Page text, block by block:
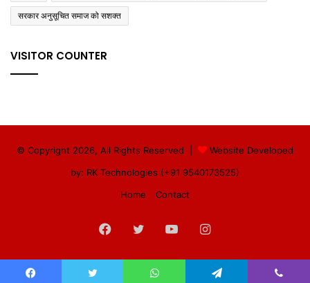
सरकार अनुसूचित समाज को सशक्त
VISITOR COUNTER
© Copyright 2026, All Rights Reserved |
Website Developed
by: RK Technologies (+91 9540173525)
Home
Contact
Facebook
TwitterYouTubeInstagram